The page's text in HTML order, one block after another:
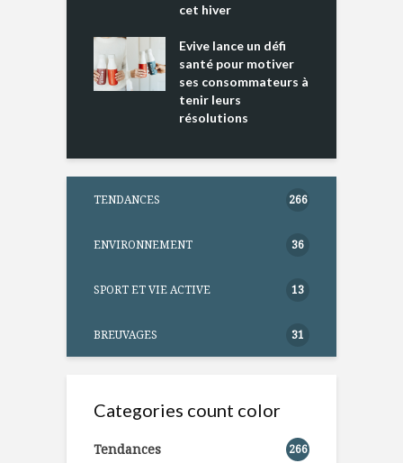
cet hiver
Evive lance un défi
santé pour motiver
ses consommateurs à
tenir leurs
résolutions
TENDANCES 266
ENVIRONNEMENT 36
SPORT ET VIE ACTIVE 13
BREUVAGES 31
Categories count color
Tendances 266